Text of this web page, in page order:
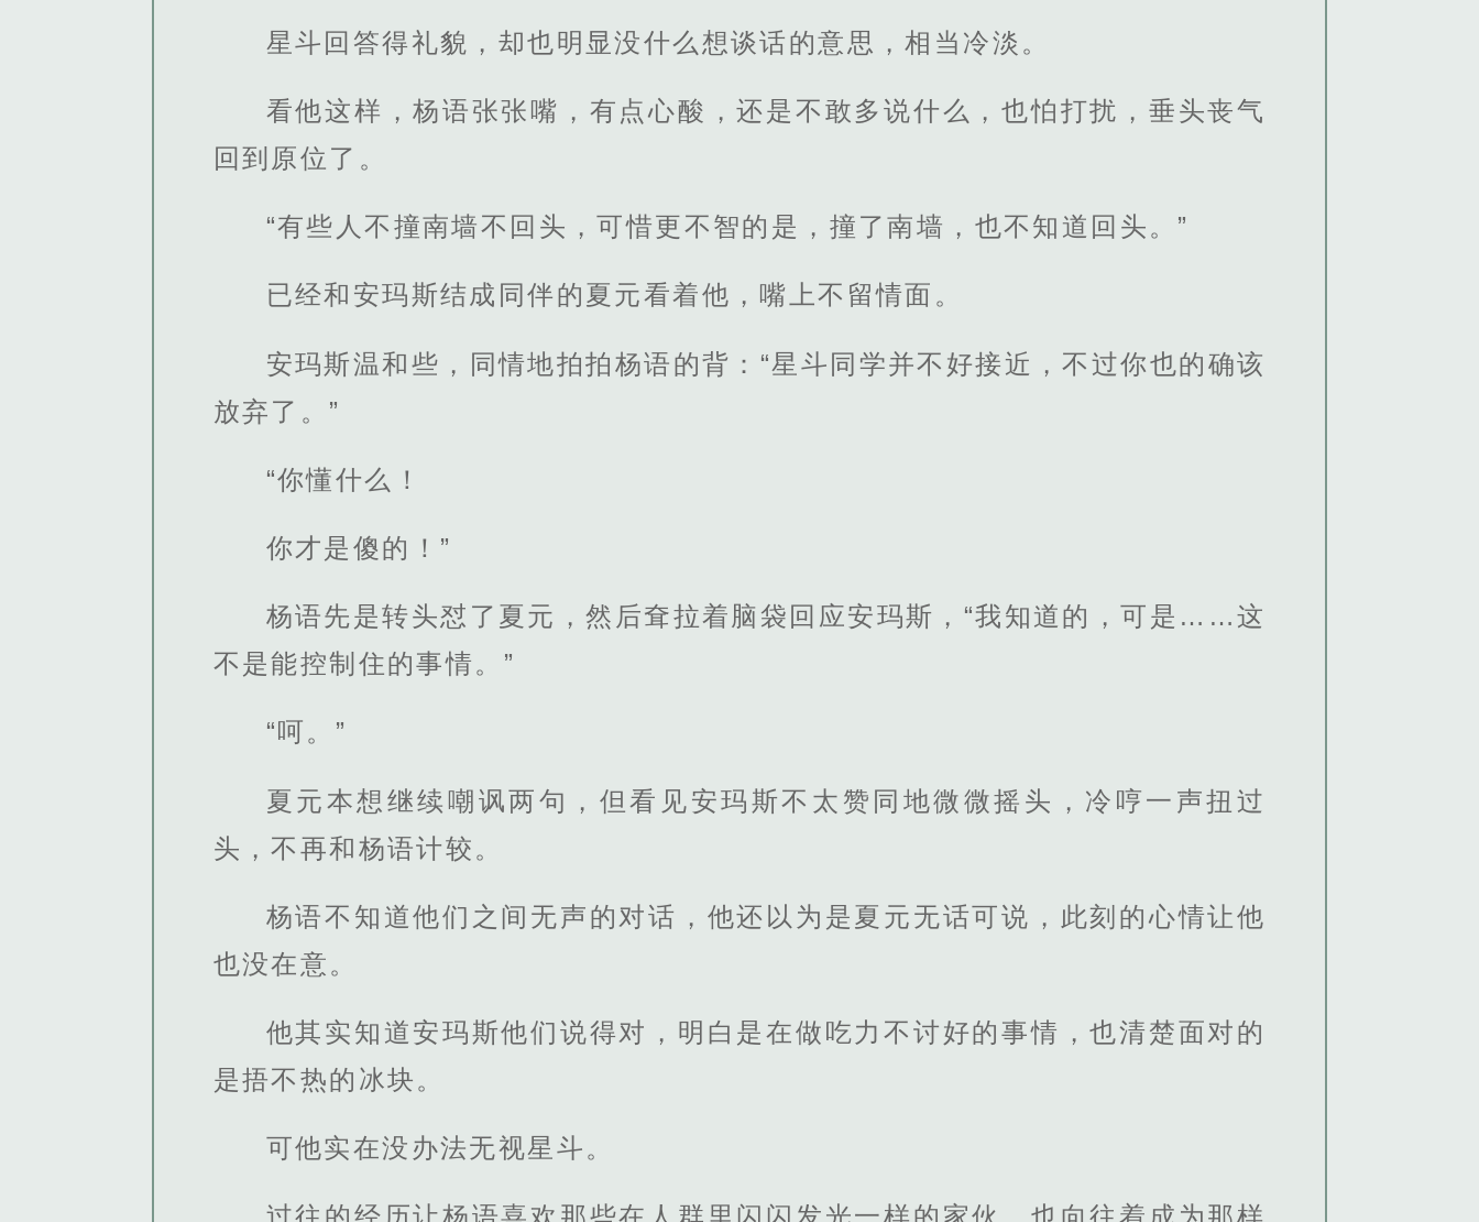
星斗回答得礼貌，却也明显没什么想谈话的意思，相当冷淡。
看他这样，杨语张张嘴，有点心酸，还是不敢多说什么，也怕打扰，垂头丧气
回到原位了。
“有些人不撞南墙不回头，可惜更不智的是，撞了南墙，也不知道回头。”
已经和安玛斯结成同伴的夏元看着他，嘴上不留情面。
安玛斯温和些，同情地拍拍杨语的背：“星斗同学并不好接近，不过你也的确该
放弃了。”
“你懂什么！
你才是傻的！”
杨语先是转头怼了夏元，然后耷拉着脑袋回应安玛斯，“我知道的，可是……这
不是能控制住的事情。”
“呵。”
夏元本想继续嘲讽两句，但看见安玛斯不太赞同地微微摇头，冷哼一声扭过
头，不再和杨语计较。
杨语不知道他们之间无声的对话，他还以为是夏元无话可说，此刻的心情让他
也没在意。
他其实知道安玛斯他们说得对，明白是在做吃力不讨好的事情，也清楚面对的
是捂不热的冰块。
可他实在没办法无视星斗。